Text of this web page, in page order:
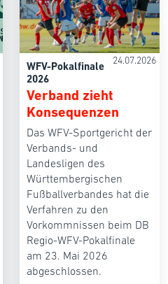
24.07.2026
WFV-Pokalfinale
2026
Verband zieht
Konsequenzen
Das WFV-Sportgericht der
Verbands- und
Landesligen des
Württembergischen
Fußballverbandes hat die
Verfahren zu den
Vorkommnissen beim DB
Regio-WFV-Pokalfinale
am 23. Mai 2026
abgeschlossen.